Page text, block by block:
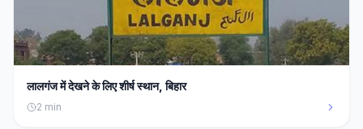
लालगंज में देखने के लिए शीर्ष स्थान, बिहार
2 min